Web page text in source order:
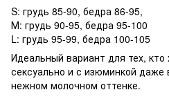
S: грудь 85-90, бедра 86-95,
М: грудь 90-95, бедра 95-100
L: грудь 95-99, бедра 100-105
Идеальный вариант для тех,
сексуально и с изюминкой даже
нежном молочном оттенке.